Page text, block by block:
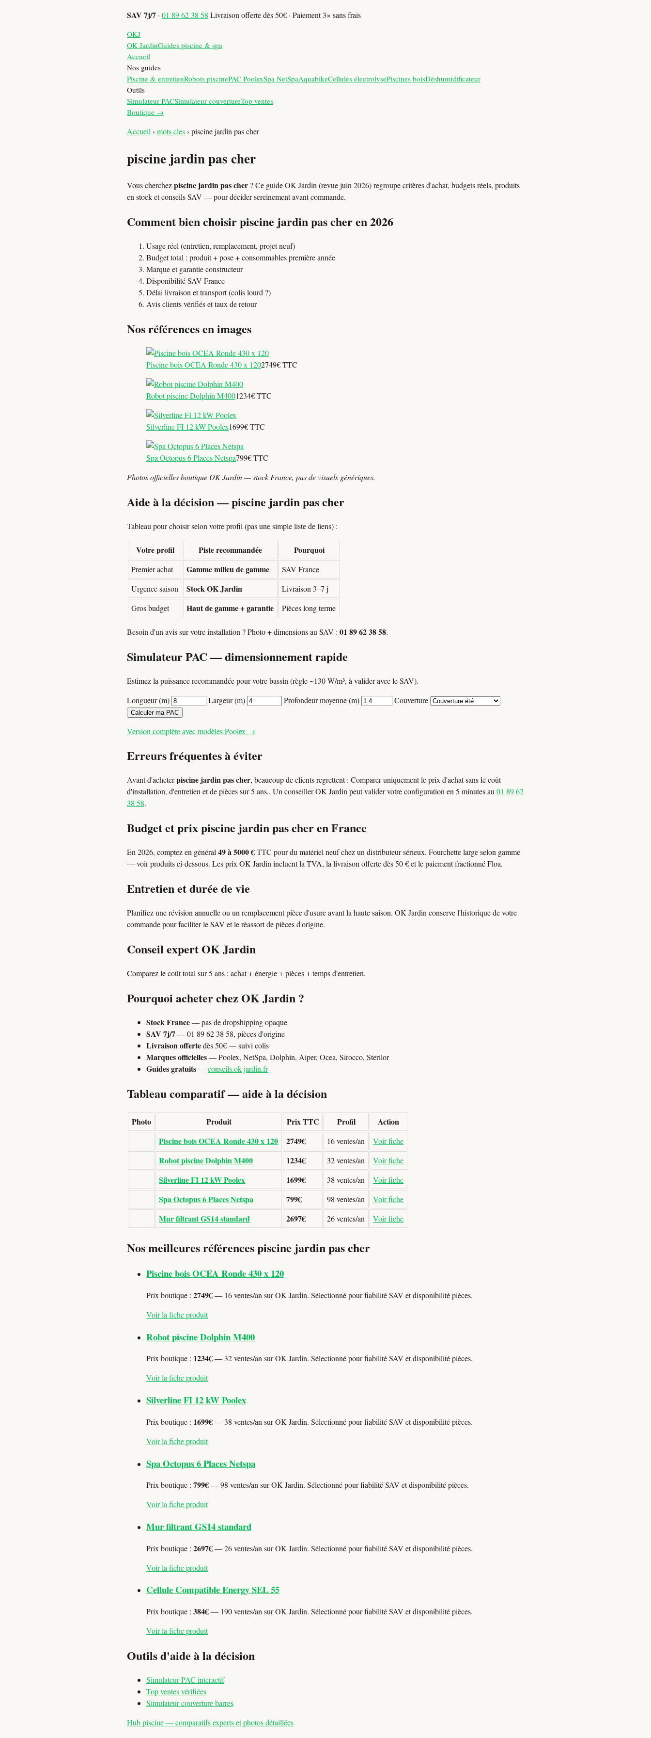
SAV 7j/7 · 01 89 62 38 58 Livraison offerte dès 50€ · Paiement 3× sans frais
OKJ
OK JardinGuides piscine & spa
Accueil
Nos guides
Piscine & entretienRobots piscinePAC PoolexSpa NetSpaAquabikeCellules électrolysePiscines boisDéshumidificateur
Outils
Simulateur PACSimulateur couvertureTop ventes
Boutique →
Accueil › mots cles› piscine jardin pas cher
piscine jardin pas cher
Vous cherchezpiscine jardin pas cher ? Ce guide OK Jardin (revue juin 2026) regroupe critères d'achat, budgets réels, produits
en stock et conseils SAV — pour décider sereinement avant commande.
Comment bien choisir piscine jardin pas cher en 2026
Usage réel (entretien, remplacement, projet neuf)
Budget total : produit + pose + consommables première année
Marque et garantie constructeur
Disponibilité SAV France
Délai livraison et transport (colis lourd ?)
Avis clients vérifiés et taux de retour
Nos références en images
Piscine bois OCEA Ronde 430 x 1202749€ TTC
Robot piscine Dolphin M4001234€ TTC
Silverline FI 12 kW Poolex1699€ TTC
Spa Octopus 6 Places Netspa799€ TTC
Photos officielles boutique OK Jardin — stock France, pas de visuels génériques.
Aide à la décision — piscine jardin pas cher
Tableau pour choisir selon votre profil (pas une simple liste de liens) :
Votre profil Piste recommandée Pourquoi
Premier achat Gamme milieu de gamme
SAV France
Urgence saison
Stock OK Jardin
Livraison 3–7 j
Gros budget
Haut de gamme + garantie Pièces long terme
Besoin d'un avis sur votre installation ? Photo + dimensions au SAV : 01 89 62 38 58.
Simulateur PAC — dimensionnement rapide
Estimez la puissance recommandée pour votre bassin (règle ~130 W/m³, à valider avec le SAV).
Longueur (m)
Largeur (m) Profondeur moyenne (m) Couverture
Calculer ma PAC
Version complète avec modèles Poolex →
Erreurs fréquentes à éviter
Avant d'acheterpiscine jardin pas cher, beaucoup de clients regrettent : Comparer uniquement le prix d'achat sans le coût
d'installation, d'entretien et de pièces sur 5 ans.. Un conseiller OK Jardin peut valider votre configuration en 5 minutes au01 89 62
38 58.
Budget et prix piscine jardin pas cher en France
En 2026, comptez en général 49 à 5000 €TTC pour du matériel neuf chez un distributeur sérieux. Fourchette large selon gamme
— voir produits ci-dessous. Les prix OK Jardin incluent la TVA, la livraison offerte dès 50 € et le paiement fractionné Floa.
Entretien et durée de vie
Planifiez une révision annuelle ou un remplacement pièce d'usure avant la haute saison. OK Jardin conserve l'historique de votre
commande pour faciliter le SAV et le réassort de pièces d'origine.
Conseil expert OK Jardin
Comparez le coût total sur 5 ans : achat + énergie + pièces + temps d'entretien.
Pourquoi acheter chez OK Jardin ?
Stock France— pas de dropshipping opaque
SAV 7j/7— 01 89 62 38 58, pièces d'origine
Livraison offertedès 50€ — suivi colis
Marques officielles— Poolex, NetSpa, Dolphin, Aiper, Ocea, Sirocco, Sterilor
Guides gratuits—conseils.ok-jardin.fr
Tableau comparatif — aide à la décision
Photo Produit Prix TTC Profil
Action
Piscine bois OCEA Ronde 430 x 120
2749€ 16 ventes/an Voir fiche
Robot piscine Dolphin M400 1234€ 32 ventes/an Voir fiche
Silverline FI 12 kW Poolex 1699€ 38 ventes/an Voir fiche
Spa Octopus 6 Places Netspa 799€ 98 ventes/an Voir fiche
Mur filtrant GS14 standard 2697€ 26 ventes/an Voir fiche
Nos meilleures références piscine jardin pas cher
Piscine bois OCEA Ronde 430 x 120
Prix boutique : 2749€— 16 ventes/an sur OK Jardin. Sélectionné pour fiabilité SAV et disponibilité pièces.
Voir la fiche produit
Robot piscine Dolphin M400
Prix boutique : 1234€— 32 ventes/an sur OK Jardin. Sélectionné pour fiabilité SAV et disponibilité pièces.
Voir la fiche produit
Silverline FI 12 kW Poolex
Prix boutique : 1699€— 38 ventes/an sur OK Jardin. Sélectionné pour fiabilité SAV et disponibilité pièces.
Voir la fiche produit
Spa Octopus 6 Places Netspa
Prix boutique : 799€— 98 ventes/an sur OK Jardin. Sélectionné pour fiabilité SAV et disponibilité pièces.
Voir la fiche produit
Mur filtrant GS14 standard
Prix boutique : 2697€— 26 ventes/an sur OK Jardin. Sélectionné pour fiabilité SAV et disponibilité pièces.
Voir la fiche produit
Cellule Compatible Energy SEL 55
Prix boutique : 384€— 190 ventes/an sur OK Jardin. Sélectionné pour fiabilité SAV et disponibilité pièces.
Voir la fiche produit
Outils d'aide à la décision
Simulateur PAC interactif
Top ventes vérifiées
Simulateur couverture barres
Hub piscine — comparatifs experts et photos détaillées